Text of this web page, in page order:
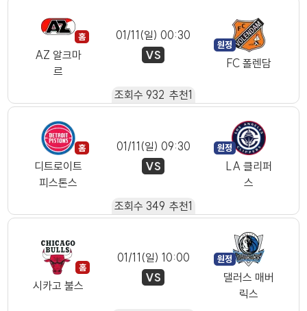
AZ 알크마
르
01/11(일) 00:30
VS
FC 폴렌담
조회수 932 추천1
디트로이트
피스톤스
01/11(일) 09:30
VS
LA 클리퍼
스
조회수 349 추천1
시카고 불스
01/11(일) 10:00
VS
댈러스 매버
릭스